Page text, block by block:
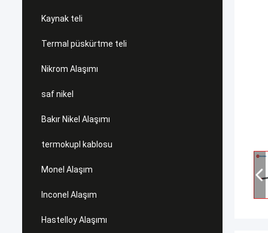
Kaynak teli
Termal püskürtme teli
Nikrom Alaşımı
saf nikel
Bakır Nikel Alaşımı
termokupl kablosu
Monel Alaşım
Inconel Alaşım
Hastelloy Alaşımı